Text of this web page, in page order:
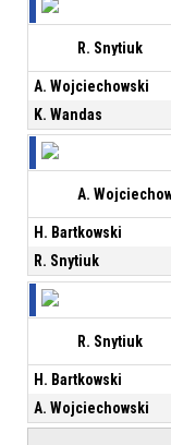
R. Snytiuk
A. Wojciechowski
K. Wandas
A.
H. Bartkowski
R. Snytiuk
R. Snytiuk
H. Bartkowski
A. Wojciechowski